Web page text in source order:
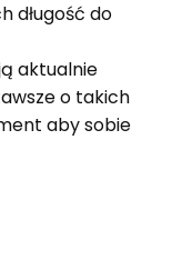
długość do
aktualnie
o takich
aby sobie